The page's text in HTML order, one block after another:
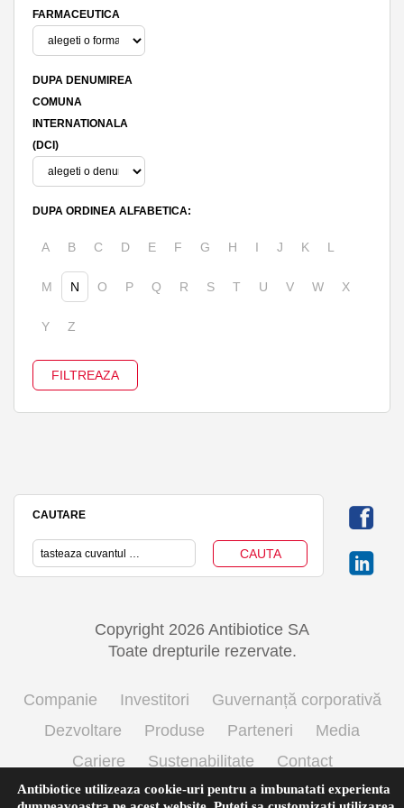
FARMACEUTICA
DUPA DENUMIREA
COMUNA
INTERNATIONALA
(DCI)
DUPA ORDINEA ALFABETICA:
A B C D E F G H I J K L
M N O P Q R S T U V W X
Y Z
CAUTARE
Copyright 2026 Antibiotice SA
Toate drepturile rezervate.
Companie Investitori
Guvernanță corporativă
Dezvoltare
Produse Parteneri
Media
Cariere
Sustenabilitate
Contact
Termeni si conditii de utilizare
Politica cookie
Antibiotice utilizeaza cookie-uri pentru a imbunatati experienta